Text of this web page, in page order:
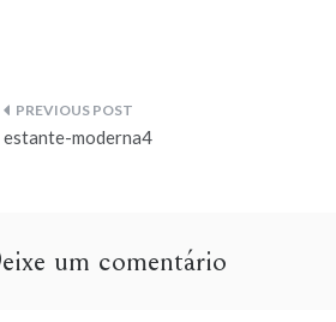
Navegação
estante-moderna4
um comentário